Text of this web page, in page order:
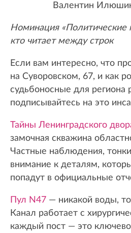
Валентин
Номинация «Политические
кто читает между строк
Если вам интересно, что
на Суворовском, 67, и как
судьбоносные для региона
подписывайтесь на это
Тайны Ленинградского
замочная скважина
Частные наблюдения,
внимание к деталям,
попадут в официальные
Пул N47 — никакой воды,
Канал работает с
каждый пост — это